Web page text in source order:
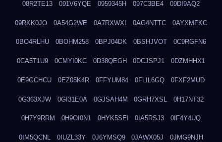
08R2TE13 091V6YQE 0959345H 097C3BE4 09DI9AQ2
09RKK0JO 0A54G2WE 0A7RXWXI 0AG4NTTC 0AYXMFKC
0BO4RLHU 0BOHM258 0BPJ04DK 0BSHJVOT 0C9RGFN6
0CA5T1U9 0CMYI0KC 0D38QEGH 0DCJSPJ1 0DZMHHX1
0E9GCHCU 0EZ05K4R 0FFYUM84 0FLIL6GQ 0FXF2MUD
0G363XJW 0GI31E0A 0GJSAH4M 0GRH7XSL 0H17NT32
0H7Y9RRM 0H9OI0N1 0HYK5SEI 0IA5RSJ3 0IF4Y4UQ
0IM5QCNL 0IUZL33Y 0J6YMSQ9 0JAWX05J 0JMG9NJH